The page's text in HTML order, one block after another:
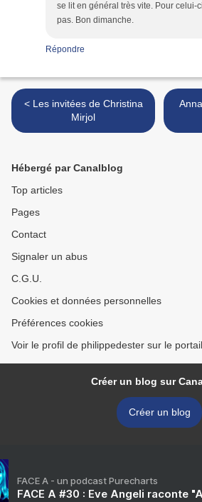
se lit en général très vite. Pour celui-
pas. Bon dimanche.
Répondre
< Les invitées de Christina
Mirjol
Hébergé par Canalblog
Top articles
Pages
Contact
Signaler un abus
C.G.U.
Cookies et données personnelles
Préférences cookies
Voir le profil de philippedester sur le
Créer un blog sur
Créer un blog
FACE A - un podcast Purecharts
FACE A #30 : Eve Angeli raconte